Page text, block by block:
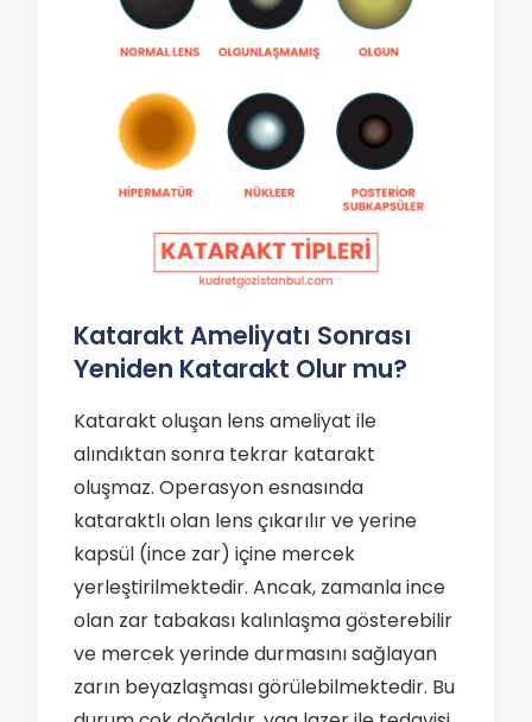
Katarakt Ameliyatı Sonrası
Yeniden Katarakt Olur mu?
Katarakt oluşan lens ameliyat ile
alındıktan sonra tekrar katarakt
oluşmaz. Operasyon esnasında
kataraktlı olan lens çıkarılır ve yerine
kapsül (ince zar) içine mercek
yerleştirilmektedir. Ancak, zamanla ince
olan zar tabakası kalınlaşma gösterebilir
ve mercek yerinde durmasını sağlayan
zarın beyazlaşması görülebilmektedir. Bu